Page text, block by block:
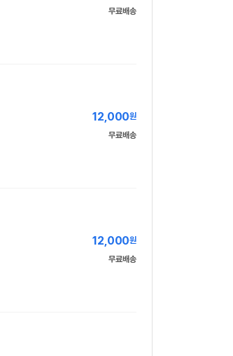
무료배송
12,000원
무료배송
12,000원
무료배송